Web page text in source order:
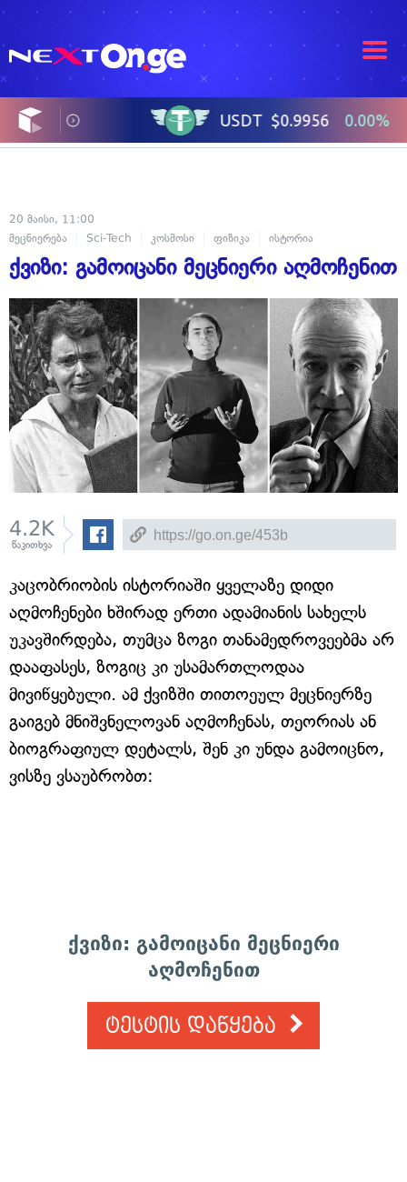
20 მაისი, 11:00
მეცნიერება
Sci-Tech კოსმოსი ფიზიკა ისტორია
ქვიზი: გამოიცანი მეცნიერი აღმოჩენით
4.2K
წაკითხვა
კაცობრიობის ისტორიაში ყველაზე დიდი
აღმოჩენები ხშირად ერთი ადამიანის სახელს
უკავშირდება, თუმცა ზოგი თანამედროვეებმა არ
დააფასეს, ზოგიც კი უსამართლოდაა
მივიწყებული. ამ ქვიზში თითოეულ მეცნიერზე
გაიგებ მნიშვნელოვან აღმოჩენას, თეორიას ან
ბიოგრაფიულ დეტალს, შენ კი უნდა გამოიცნო,
ვისზე ვსაუბრობთ:
ქვიზი: გამოიცანი მეცნიერი
აღმოჩენით
ტესტის დაწყება